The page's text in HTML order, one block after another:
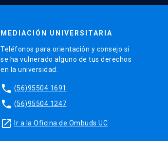
MEDIACIÓN UNIVERSITARIA
Teléfonos para orientación y consejo si
se ha vulnerado alguno de tus derechos
en la universidad.
phone (56)95504 1691
phone (56)95504 1247
launch Ir a la Oficina de Ombuds UC